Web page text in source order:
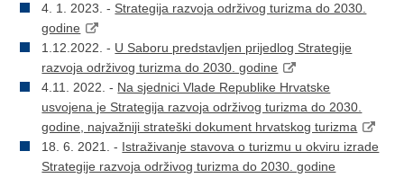
4. 1. 2023. - Strategija razvoja održivog turizma do 2030.
godine
1.12.2022. - U Saboru predstavljen prijedlog Strategije
razvoja održivog turizma do 2030. godine
4.11. 2022. - Na sjednici Vlade Republike Hrvatske
usvojena je Strategija razvoja održivog turizma do 2030.
godine, najvažniji strateški dokument hrvatskog turizma
18. 6. 2021. - Istraživanje stavova o turizmu u okviru izrade
Strategije razvoja održivog turizma do 2030. godine